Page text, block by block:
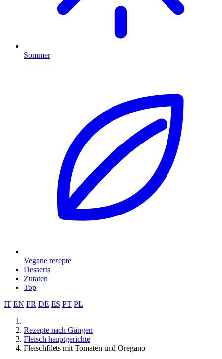
Sommer
Vegane rezepte
Desserts
Zutaten
Top
IT EN FR DE ES PT PL
Rezepte nach Gängen
Fleisch hauptgerichte
Fleischfilets mit Tomaten und Oregano